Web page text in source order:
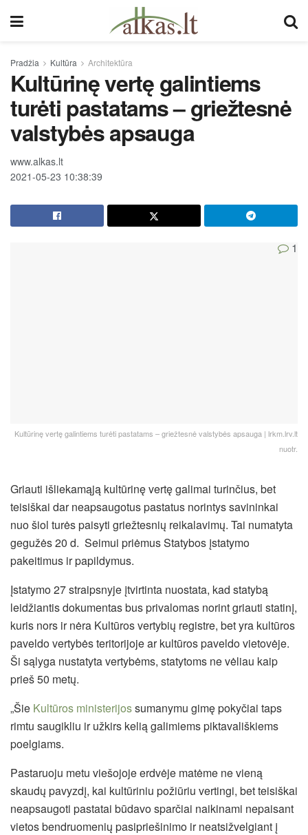
Pradžia Kultūra Architektūra
Kultūrinę vertę galintiems
turėti pastatams – griežtesnė
valstybės apsauga
www.alkas.lt
2021-05-23 10:38:39
1
Kultūrinę vertę galintiems turėti pastatams – griežtesnė valstybės apsauga | lrkm.lrv.lt
nuotr.
Griauti išliekamąją kultūrinę vertę galimai turinčius, bet
teisiškai dar neapsaugotus pastatus norintys savininkai
nuo šiol turės paisyti griežtesnių reikalavimų. Tai numatyta
gegužės 20 d. Seimui priėmus Statybos įstatymo
pakeitimus ir papildymus.
Įstatymo 27 straipsnyje įtvirtinta nuostata, kad statybą
leidžiantis dokumentas bus privalomas norint griauti statinį,
kuris nors ir nėra Kultūros vertybių registre, bet yra kultūros
paveldo vertybės teritorijoje ar kultūros paveldo vietovėje.
Ši sąlyga nustatyta vertybėms, statytoms ne vėliau kaip
prieš 50 metų.
„Šie Kultūros ministerijossumanymu gimę pokyčiai taps
rimtu saugikliu ir užkirs kelią galimiems piktavališkiems
poelgiams.
Pastaruoju metu viešojoje erdvėje matėme ne vieną
skaudų pavyzdį, kai kultūriniu požiūriu vertingi, bet teisiškai
neapsaugoti pastatai būdavo sparčiai naikinami nepaisant
vietos bendruomenių pasipriešinimo ir neatsižvelgiant į